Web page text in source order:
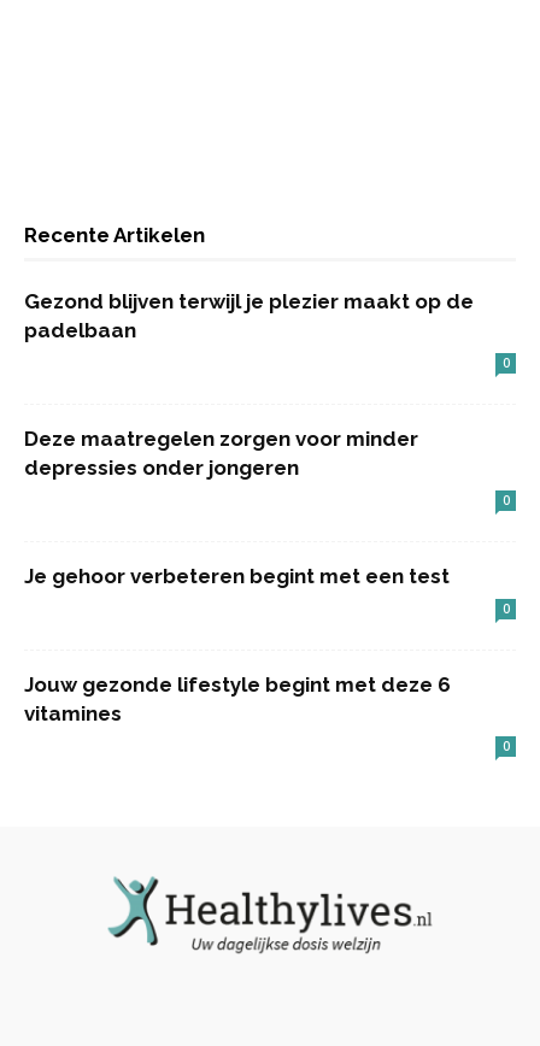
Recente Artikelen
Gezond blijven terwijl je plezier maakt op de
padelbaan
0
Deze maatregelen zorgen voor minder
depressies onder jongeren
0
Je gehoor verbeteren begint met een test
0
Jouw gezonde lifestyle begint met deze 6
vitamines
0